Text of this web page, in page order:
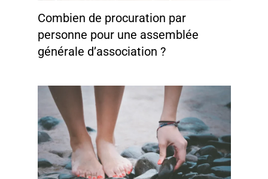
Combien de procuration par
personne pour une assemblée
générale d’association ?